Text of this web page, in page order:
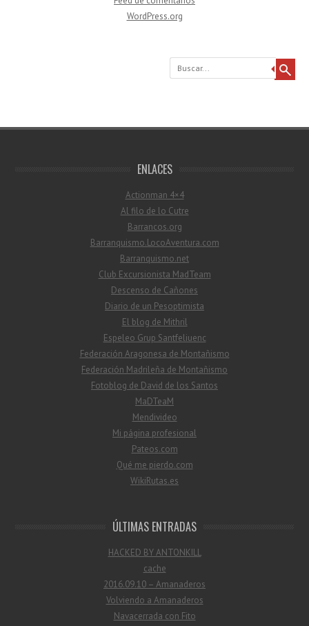
WordPress.org
Buscar
ENLACES
Actionman 4×4
Al filo de lo Cutre
Barrancos.org
Barranquismo.LocoAventura.com
Barranquismo.net
Club Excursionista MadTeam
Descenso de Cañones
Diario de un Pesoptimista
El blog de Mithril
Espeleo Grup Santfeliuenc
Federación Aragonesa de Montañismo
Federación Madrileña de Montañismo
Fotoblog de David de los Santos
MaDTeaM
Mendivideo
Mi página profesional
Pateos.com
Qué me pierdo.com
WikiRutas.es
ÚLTIMAS ENTRADAS
HACKED BY ANTONKILL
cache
2016.09.10 – Amanaderos
Volviendo a Amanaderos
Navacerrada con Fito